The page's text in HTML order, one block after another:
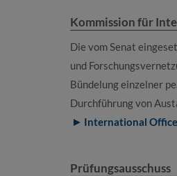
Kommission für
Die vom Senat
und
Bündelung einzelner
Durchführung von
International Office
Prüfungsausschuss